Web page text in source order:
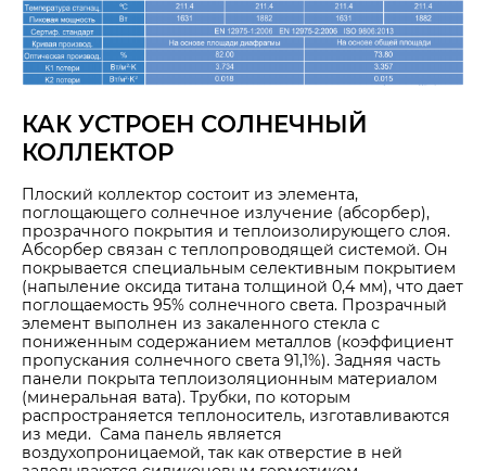
КАК УСТРОЕН СОЛНЕЧНЫЙ
КОЛЛЕКТОР
Плоский коллектор состоит из элемента,
поглощающего солнечное излучение (абсорбер),
прозрачного покрытия и теплоизолирующего слоя.
Абсорбер связан с теплопроводящей системой. Он
покрывается специальным селективным покрытием
(напыление оксида титана толщиной 0,4 мм), что дает
поглощаемость 95% солнечного света. Прозрачный
элемент выполнен из закаленного стекла с
пониженным содержанием металлов (коэффициент
пропускания солнечного света 91,1%). Задняя часть
панели покрыта теплоизоляционным материалом
(минеральная вата). Трубки, по которым
распространяется теплоноситель, изготавливаются
из меди. Сама панель является
воздухопроницаемой, так как отверстие в ней